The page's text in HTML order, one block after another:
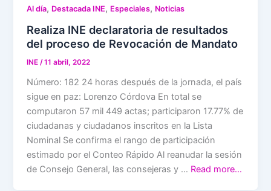
Al día, Destacada INE, Especiales, Noticias
Realiza INE declaratoria de resultados
del proceso de Revocación de Mandato
INE/11 abril, 2022
Número: 182 24 horas después de la jornada, el país
sigue en paz: Lorenzo Córdova En total se
computaron 57 mil 449 actas; participaron 17.77% de
ciudadanas y ciudadanos inscritos en la Lista
Nominal Se confirma el rango de participación
estimado por el Conteo Rápido Al reanudar la sesión
de Consejo General, las consejeras y … Read more…